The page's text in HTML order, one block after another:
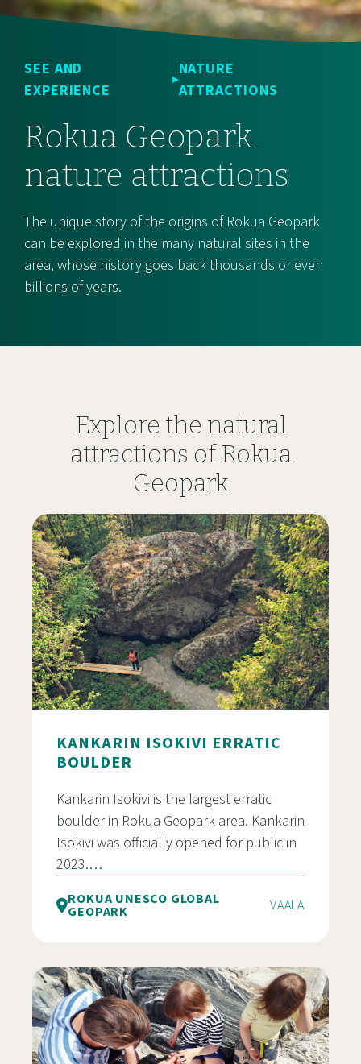
SEE AND
EXPERIENCE
NATURE
ATTRACTIONS
Rokua Geopark
nature attractions
The unique story of the origins of Rokua Geopark
can be explored in the many natural sites in the
area, whose history goes back thousands or even
billions of years.
Explore the natural
attractions of Rokua
Geopark
KANKARIN ISOKIVI ERRATIC
BOULDER
Kankarin Isokivi is the largest erratic
boulder in Rokua Geopark area. Kankarin
Isokivi was officially opened for public in
2023.…
ROKUA UNESCO GLOBAL
GEOPARK VAALA